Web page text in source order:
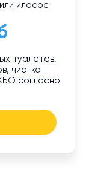
илосос
туалетов,
чистка
согласно